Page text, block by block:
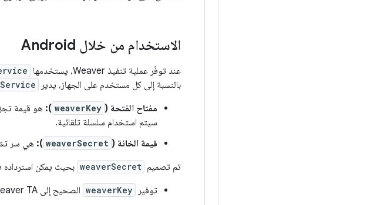
الاستخدام من خلال Android
عند توفّر عملية تنفيذ Weaver، يستخدمها
بالنسبة إلى كل مستخدم على الجهاز، يدير
مفتاح الفتحة ( weaverKey
):
سيتم استخدام سلسلة تلقائية.
قيمة الخانة ( weaverSecret
): هي سر
تم تصميم weaverSecret بحيث يمكن استرداده
توفير
weaverKey الصحيح إلى Weaver TA ضمن سياسة الحدّ الأقصى لعدد الطلبات